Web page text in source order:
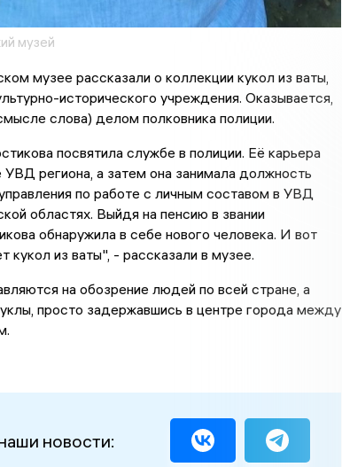
музей
музее рассказали о коллекции кукол из ваты,
исторического учреждения. Оказывается,
слова) делом полковника полиции.
посвятила службе в полиции. Её карьера
региона, а затем она занимала должность
по работе с личным составом в УВД
областях. Выйдя на пенсию в звании
обнаружила в себе нового человека. И вот
кукол из ваты", - рассказали в музее.
на обозрение людей по всей стране, а
просто задержавшись в центре города между
новости: